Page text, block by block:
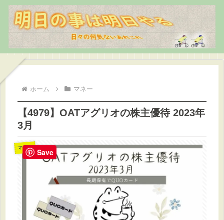
ホーム マネー
【4979】OATアグリオの株主優待 2023年
3月
マネー Save